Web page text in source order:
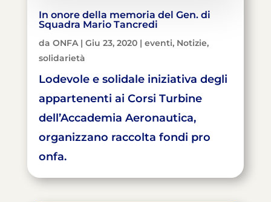
In onore della memoria del Gen. di
Squadra Mario Tancredi
da ONFA| Giu 23, 2020| eventi, Notizie,
solidarietà
Lodevole e solidale iniziativa degli
appartenenti ai Corsi Turbine
dell’Accademia Aeronautica,
organizzano raccolta fondi pro
onfa.